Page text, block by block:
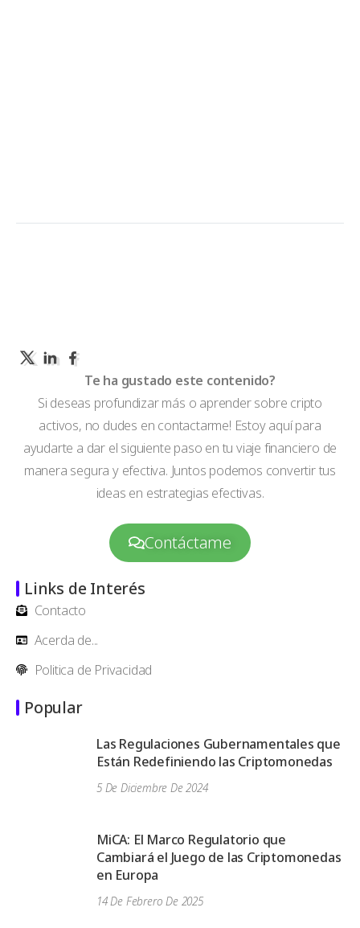
Te ha gustado este contenido?
Si deseas profundizar más o aprender sobre cripto
activos, no dudes en contactarme! Estoy aquí para
ayudarte a dar el siguiente paso en tu viaje financiero de
manera segura y efectiva. Juntos podemos convertir tus
ideas en estrategias efectivas.
Contáctame
Links de Interés
Contacto
Acerda de...
Politica de Privacidad
Popular
Las Regulaciones Gubernamentales que
Están Redefiniendo las Criptomonedas
5 De Diciembre De 2024
MiCA: El Marco Regulatorio que
Cambiará el Juego de las Criptomonedas
en Europa
14 De Febrero De 2025